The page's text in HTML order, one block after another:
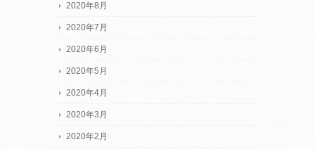
2020年8月
2020年7月
2020年6月
2020年5月
2020年4月
2020年3月
2020年2月